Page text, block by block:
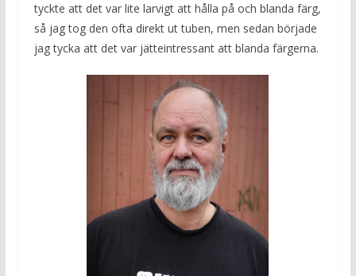
tyckte att det var lite larvigt att hålla på och blanda färg,
så jag tog den ofta direkt ut tuben, men sedan började
jag tycka att det var jätteintressant att blanda färgerna.